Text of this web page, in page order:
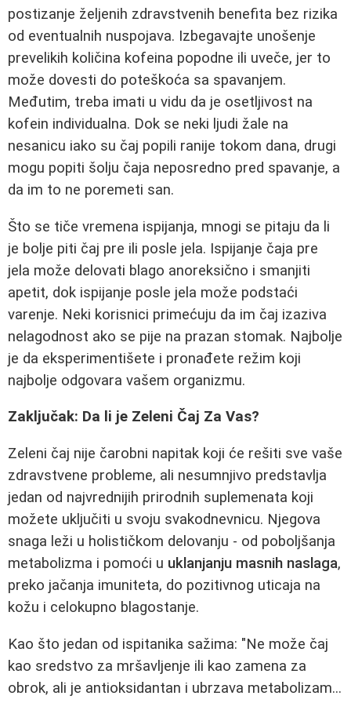
postizanje željenih zdravstvenih benefita bez rizika
od eventualnih nuspojava. Izbegavajte unošenje
prevelikih količina kofeina popodne ili uveče, jer to
može dovesti do poteškoća sa spavanjem.
Međutim, treba imati u vidu da je osetljivost na
kofein individualna. Dok se neki ljudi žale na
nesanicu iako su čaj popili ranije tokom dana, drugi
mogu popiti šolju čaja neposredno pred spavanje, a
da im to ne poremeti san.
Što se tiče vremena ispijanja, mnogi se pitaju da li
je bolje piti čaj pre ili posle jela. Ispijanje čaja pre
jela može delovati blago anoreksično i smanjiti
apetit, dok ispijanje posle jela može podstaći
varenje. Neki korisnici primećuju da im čaj izaziva
nelagodnost ako se pije na prazan stomak. Najbolje
je da eksperimentišete i pronađete režim koji
najbolje odgovara vašem organizmu.
Zaključak: Da li je Zeleni Čaj Za Vas?
Zeleni čaj nije čarobni napitak koji će rešiti sve vaše
zdravstvene probleme, ali nesumnjivo predstavlja
jedan od najvrednijih prirodnih suplemenata koji
možete uključiti u svoju svakodnevnicu. Njegova
snaga leži u holističkom delovanju - od poboljšanja
metabolizma i pomoći u uklanjanju masnih naslaga,
preko jačanja imuniteta, do pozitivnog uticaja na
kožu i celokupno blagostanje.
Kao što jedan od ispitanika sažima: "Ne može čaj
kao sredstvo za mršavljenje ili kao zamena za
obrok, ali je antioksidantan i ubrzava metabolizam...